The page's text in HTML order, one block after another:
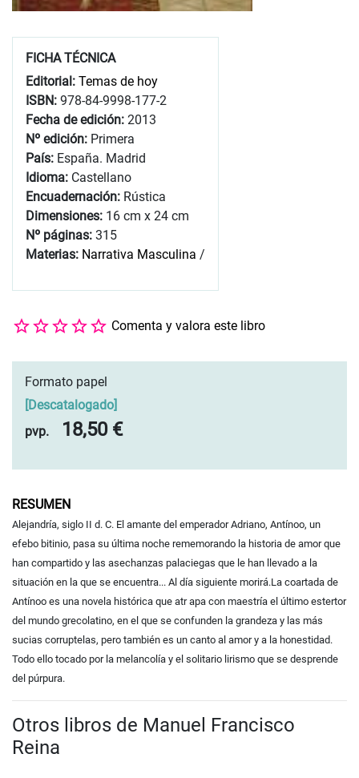
FICHA TÉCNICA
Editorial: Temas de hoy
ISBN: 978-84-9998-177-2
Fecha de edición: 2013
Nº edición: Primera
País: España. Madrid
Idioma: Castellano
Encuadernación: Rústica
Dimensiones: 16 cm x 24 cm
Nº páginas: 315
Materias: Narrativa Masculina /
Comenta y valora este libro
Formato papel
Descatalogado]
pvp.
18,50 €
RESUMEN
Alejandría, siglo II d. C. El amante del emperador Adriano, Antínoo, un
efebo bitinio, pasa su última noche rememorando la historia de amor que
han compartido y las asechanzas palaciegas que le han llevado a la
situación en la que se encuentra... Al día siguiente morirá.La coartada de
Antínoo es una novela histórica que atrapa con maestría el último estertor
del mundo grecolatino, en el que se confunden la grandeza y las más
sucias corruptelas, pero también es un canto al amor y a la honestidad.
Todo ello tocado por la melancolía y el solitario lirismo que se desprende
del púrpura.
Otros libros de Manuel Francisco
Reina